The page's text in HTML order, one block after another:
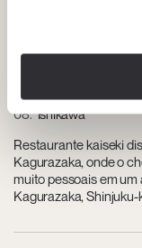
conectado do Japão,
08 Ishikawa
Restaurante kaiseki
Kagurazaka, onde o
muito pessoais em
Kagurazaka, Shinjuku-